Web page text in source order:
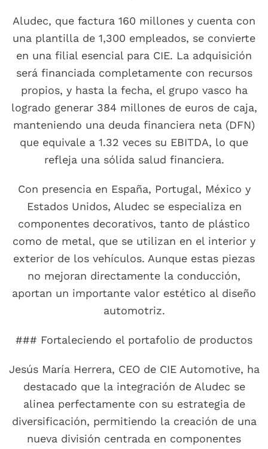
Aludec, que factura 160 millones y cuenta con
una plantilla de 1,300 empleados, se convierte
en una filial esencial para CIE. La adquisición
será financiada completamente con recursos
propios, y hasta la fecha, el grupo vasco ha
logrado generar 384 millones de euros de caja,
manteniendo una deuda financiera neta (DFN)
que equivale a 1.32 veces su EBITDA, lo que
refleja una sólida salud financiera.
Con presencia en España, Portugal, México y
Estados Unidos, Aludec se especializa en
componentes decorativos, tanto de plástico
como de metal, que se utilizan en el interior y
exterior de los vehículos. Aunque estas piezas
no mejoran directamente la conducción,
aportan un importante valor estético al diseño
automotriz.
### Fortaleciendo el portafolio de productos
Jesús María Herrera, CEO de CIE Automotive, ha
destacado que la integración de Aludec se
alinea perfectamente con su estrategia de
diversificación, permitiendo la creación de una
nueva división centrada en componentes